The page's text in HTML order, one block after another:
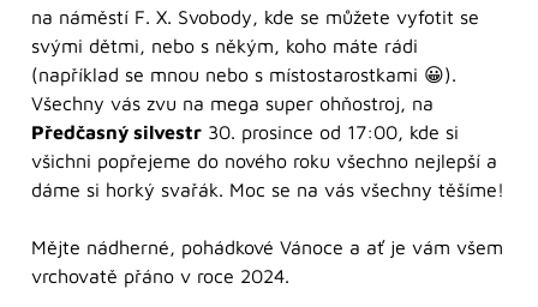
na náměstí F. X. Svobody, kde se můžete vyfotit se
svými dětmi, nebo s někým, koho máte rádi
(například se mnou nebo s místostarostkami 😀).
Všechny vás zvu na mega super ohňostroj, na
Předčasný silvestr 30. prosince od 17:00, kde si
všichni popřejeme do nového roku všechno nejlepší a
dáme si horký svařák. Moc se na vás všechny těšíme!
Mějte nádherné, pohádkové Vánoce a ať je vám všem
vrchovatě přáno v roce 2024.